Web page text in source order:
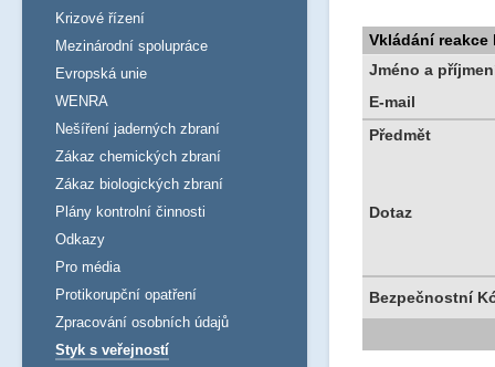
Vkládání reakce
Jméno a
E-mail
Předmět
Dotaz
Bezpečnostní
Krizové řízení
Mezinárodní spolupráce
Evropská unie
WENRA
Nešíření jaderných zbraní
Zákaz chemických zbraní
Zákaz biologických zbraní
Plány kontrolní činnosti
Odkazy
Pro média
Protikorupční opatření
Zpracování osobních údajů
Styk s veřejností